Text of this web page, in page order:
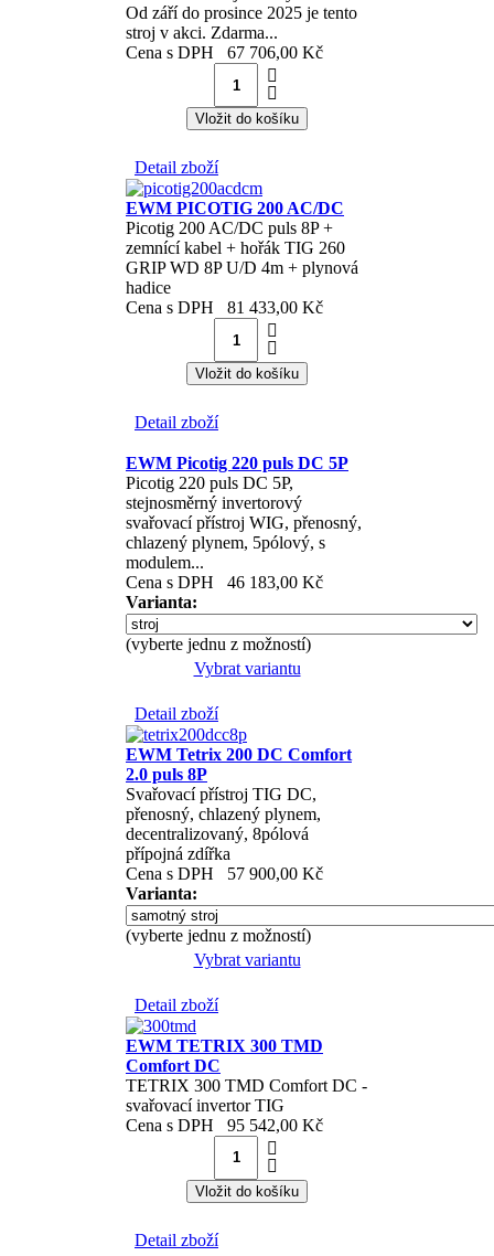
Od září do prosince 2025 je tento
stroj v akci. Zdarma...
Cena s DPH
67 706,00 Kč
Detail zboží
EWM PICOTIG 200 AC/DC
Picotig 200 AC/DC puls 8P +
zemnící kabel + hořák TIG 260
GRIP WD 8P U/D 4m + plynová
hadice
Cena s DPH
81 433,00 Kč
Detail zboží
EWM Picotig 220 puls DC 5P
Picotig 220 puls DC 5P,
stejnosměrný invertorový
svařovací přístroj WIG, přenosný,
chlazený plynem, 5pólový, s
modulem...
Cena s DPH
46 183,00 Kč
Varianta:
(vyberte jednu z možností)
Vybrat variantu
Detail zboží
EWM Tetrix 200 DC Comfort
2.0 puls 8P
Svařovací přístroj TIG DC,
přenosný, chlazený plynem,
decentralizovaný, 8pólová
přípojná zdířka
Cena s DPH
57 900,00 Kč
Varianta:
(vyberte jednu z možností)
Vybrat variantu
Detail zboží
EWM TETRIX 300 TMD
Comfort DC
TETRIX 300 TMD Comfort DC -
svařovací invertor TIG
Cena s DPH
95 542,00 Kč
Detail zboží